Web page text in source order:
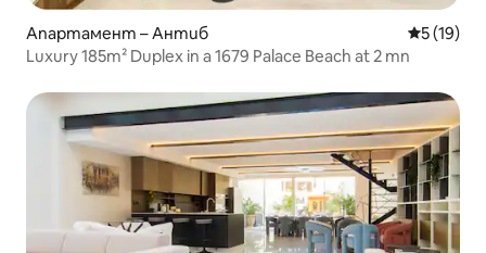
Апартамент – Антиб Средна
5 (19)
Luxury 185m² Duplex in a 1679 Palace Beach at 2 mn